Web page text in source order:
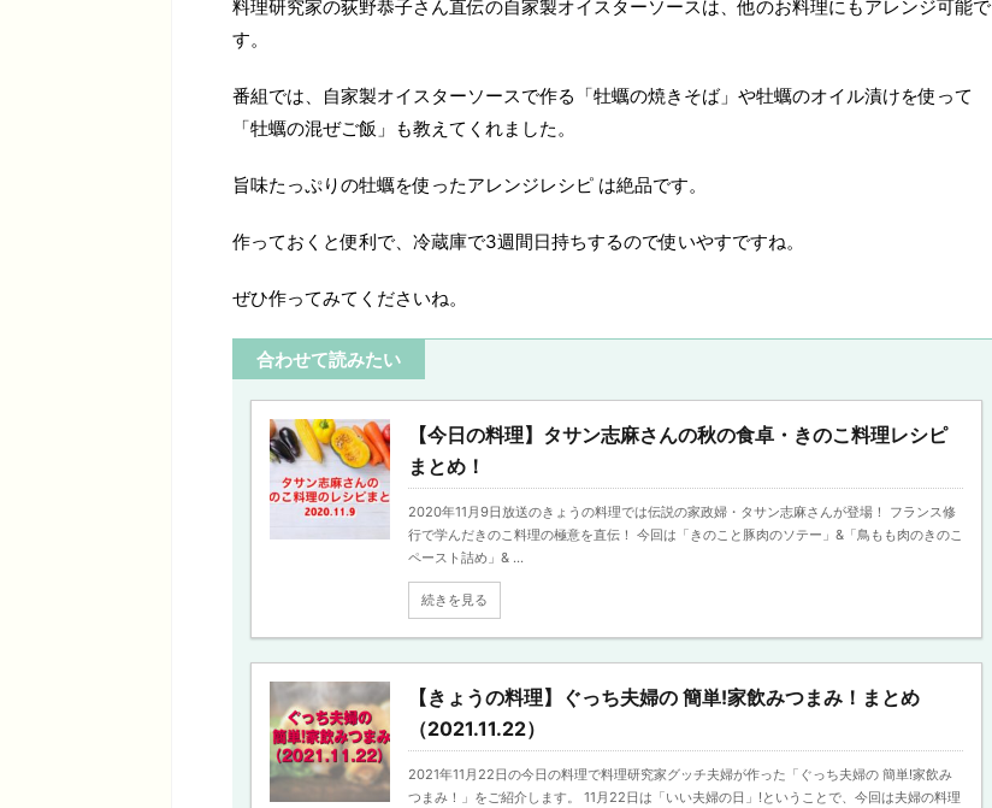
料理研究家の荻野恭子さん直伝の自家製オイスターソースは、他のお料理にもアレンジ可能で
す。
番組では、自家製オイスターソースで作る「牡蠣の焼きそば」や牡蠣のオイル漬けを使って
「牡蠣の混ぜご飯」も教えてくれました。
旨味たっぷりの牡蠣を使ったアレンジレシピ は絶品です。
作っておくと便利で、冷蔵庫で3週間日持ちするので使いやすですね。
ぜひ作ってみてくださいね。
合わせて読みたい
【今日の料理】タサン志麻さんの秋の食卓・きのこ料理レシピ
まとめ！
2020年11月9日放送のきょうの料理では伝説の家政婦・タサン志麻さんが登場！ フランス修
行で学んだきのこ料理の極意を直伝！ 今回は「きのこと豚肉のソテー」&「鳥もも肉のきのこ
ペースト詰め」& ...
続きを見る
【きょうの料理】ぐっち夫婦の 簡単!家飲みつまみ！まとめ
（2021.11.22）
2021年11月22日の今日の料理で料理研究家グッチ夫婦が作った「ぐっち夫婦の 簡単!家飲み
つまみ！」をご紹介します。 11月22日は「いい夫婦の日」!ということで、今回は夫婦の料理